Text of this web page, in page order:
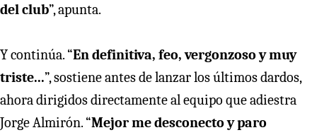
del club”, apunta.
Y continúa. “En definitiva, feo, vergonzoso y muy
triste...”, sostiene antes de lanzar los últimos dardos,
ahora dirigidos directamente al equipo que adiestra
Jorge Almirón. “Mejor me desconecto y paro